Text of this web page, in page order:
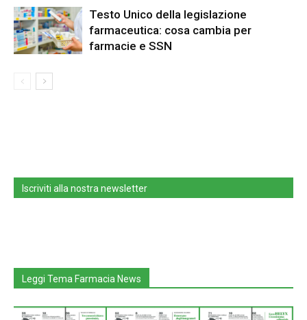
Testo Unico della legislazione
farmaceutica: cosa cambia per
farmacie e SSN
Iscriviti alla nostra newsletter
Leggi Tema Farmacia News